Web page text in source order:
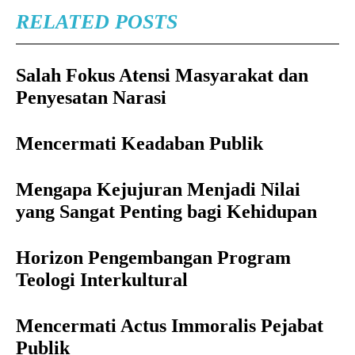
RELATED POSTS
Salah Fokus Atensi Masyarakat dan
Penyesatan Narasi
Mencermati Keadaban Publik
Mengapa Kejujuran Menjadi Nilai
yang Sangat Penting bagi Kehidupan
Horizon Pengembangan Program
Teologi Interkultural
Mencermati Actus Immoralis Pejabat
Publik